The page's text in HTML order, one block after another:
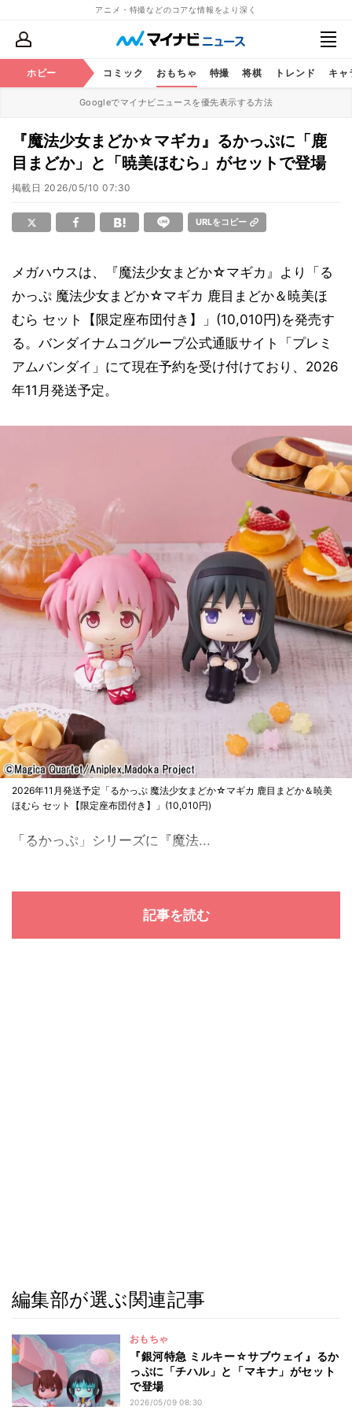
アニメ・特撮などのコアな情報をより深く
ホビー
アニメ コミック おもちゃ 特撮 将棋 トレンド キャ
Googleでマイナビニュースを優先表示する方法
『魔法少女まどか☆マギカ』るかっぷに「鹿
目まどか」と「暁美ほむら」がセットで登場
掲載日 2026/05/10 07:30
URLをコピー
メガハウスは、『魔法少女まどか☆マギカ』より「る
かっぷ 魔法少女まどか☆マギカ 鹿目まどか＆暁美ほ
むら セット【限定座布団付き】」(10,010円)を発売す
る。バンダイナムコグループ公式通販サイト「プレミ
アムバンダイ」にて現在予約を受け付けており、2026
年11月発送予定。
2026年11月発送予定「るかっぷ 魔法少女まどか☆マギカ 鹿目まどか＆暁美
ほむら セット【限定座布団付き】」(10,010円)
「るかっぷ」シリーズに『魔法...
記事を読む
編集部が選ぶ関連記事
おもちゃ
『銀河特急 ミルキー☆サブウェイ』るか
っぷに「チハル」と「マキナ」がセット
で登場
2026/05/09 08:30